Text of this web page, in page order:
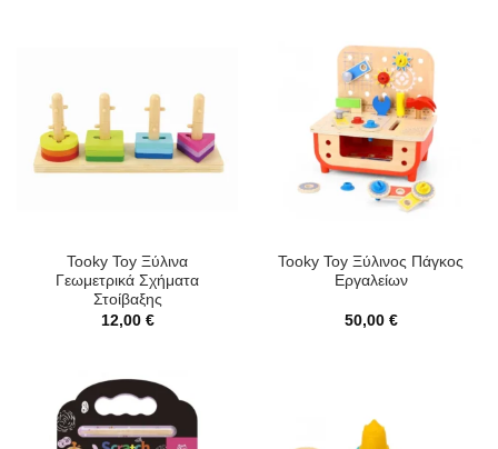
Tooky Toy Ξύλινα
Γεωμετρικά Σχήματα
Στοίβαξης
12,00 €
Tooky Toy Ξύλινος Πάγκος
Εργαλείων
50,00 €